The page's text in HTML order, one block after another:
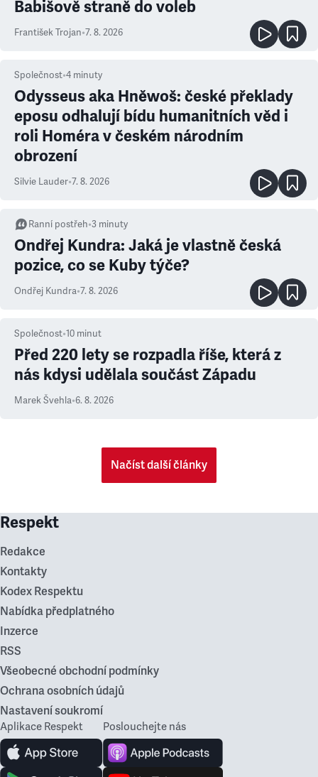
Babišově straně do voleb
František Trojan•7. 8. 2026
Společnost•4 minuty
Odysseus aka Hněwoš: české překlady
eposu odhalují bídu humanitních věd i
roli Homéra v českém národním
obrození
Silvie Lauder•7. 8. 2026
Ranní postřeh•3 minuty
Ondřej Kundra: Jaká je vlastně česká
pozice, co se Kuby týče?
Ondřej Kundra•7. 8. 2026
Společnost•10 minut
Před 220 lety se rozpadla říše, která z
nás kdysi udělala součást Západu
Marek Švehla•6. 8. 2026
Načíst další články
Respekt
Redakce
Kontakty
Kodex Respektu
Nabídka předplatného
Inzerce
RSS
Všeobecné obchodní podmínky
Ochrana osobních údajů
Nastavení soukromí
Aplikace Respekt Poslouchejte nás